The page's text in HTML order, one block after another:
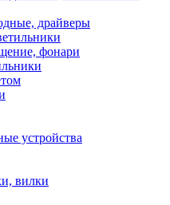
драйверы
фонари
устройства
вилки